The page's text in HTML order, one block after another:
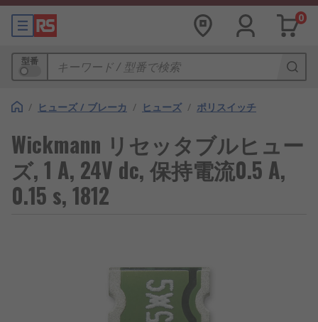
0
型番
/ ヒューズ / ブレーカ / ヒューズ / ポリスイッチ
Wickmann リセッタブルヒュー
ズ, 1 A, 24V dc, 保持電流0.5 A,
0.15 s, 1812